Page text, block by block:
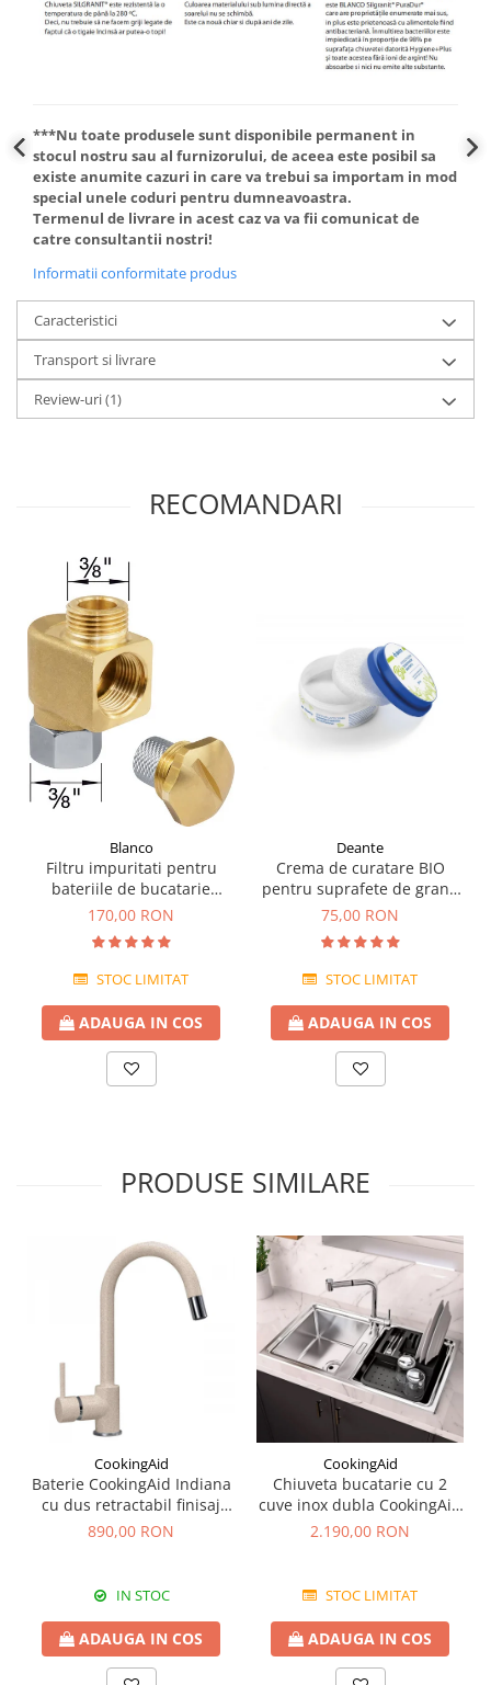
***Nu toate produsele sunt disponibile permanent in
stocul nostru sau al furnizorului, de aceea este posibil sa
existe anumite cazuri in care va trebui sa importam in mod
special unele coduri pentru dumneavoastra.
Termenul de livrare in acest caz va va fii comunicat de
catre consultantii nostri!
Informatii conformitate produs
Caracteristici
Transport si livrare
Review-uri(1)
RECOMANDARI
Blanco
Filtru impuritati pentru
bateriile de bucatarie
Blanco
170,00 RON
STOC LIMITAT
ADAUGA IN COS
Deante
Crema de curatare BIO
pentru suprafete de granit
Deante 250 ml
75,00 RON
STOC LIMITAT
ADAUGA IN COS
PRODUSE SIMILARE
CookingAid
Baterie CookingAid Indiana
cu dus retractabil finisaj
granit Bej Pigmentat /
890,00 RON
IN STOC
ADAUGA IN COS
CookingAid
Chiuveta bucatarie cu 2
cuve inox dubla CookingAid
FUSION 86BB
2.190,00 RON
STOC LIMITAT
ADAUGA IN COS